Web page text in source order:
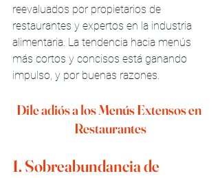
reevaluados por propietarios de
restaurantes y expertos en la industria
alimentaria. La tendencia hacia menús
más cortos y concisos está ganando
impulso, y por buenas razones.
Dile adiós a los Menús Extensos en
Restaurantes
1. Sobreabundancia de